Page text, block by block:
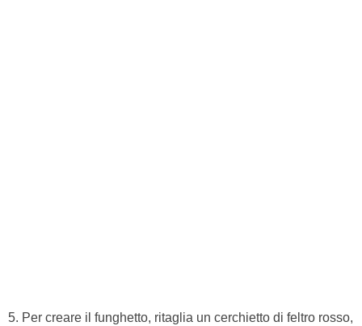
5. Per creare il funghetto, ritaglia un cerchietto di feltro rosso,